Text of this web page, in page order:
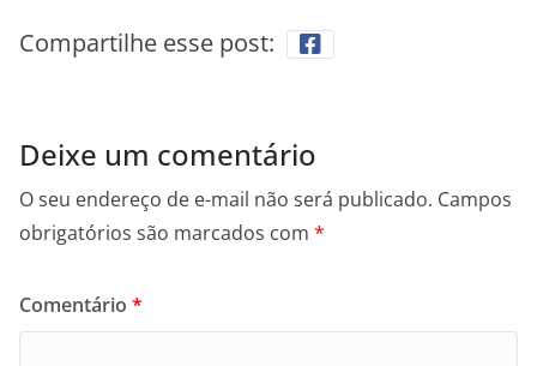
Compartilhe esse post:
Deixe um comentário
O seu endereço de e-mail não será publicado. Campos
obrigatórios são marcados com *
Comentário *